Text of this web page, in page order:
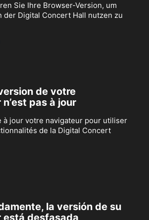
Sie Ihre Browser-Version, um
der Digital Concert Hall nutzen zu
de votre
pas à jour
à jour votre navigateur pour utiliser
de la Digital Concert
la versión de su
está desfasada